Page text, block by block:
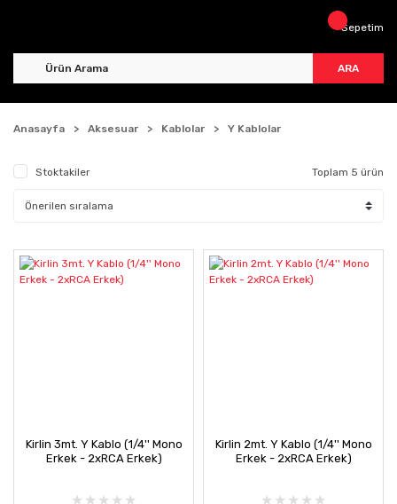
ARA
Sepetim
Anasayfa Aksesuar Kablolar Y Kablolar
Stoktakiler Toplam 5 ürün
Kirlin 3mt. Y Kablo (1/4'' Mono
Erkek - 2xRCA Erkek)
Kirlin 2mt. Y Kablo (1/4'' Mono
Erkek - 2xRCA Erkek)